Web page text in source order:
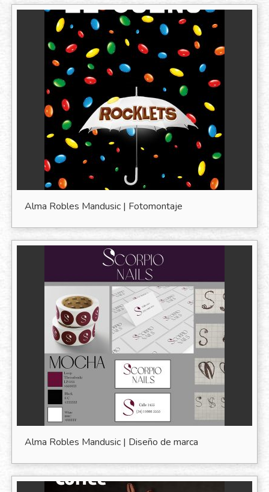
Alma Robles Mandusic | Fotomontaje
Alma Robles Mandusic | Diseño de marca